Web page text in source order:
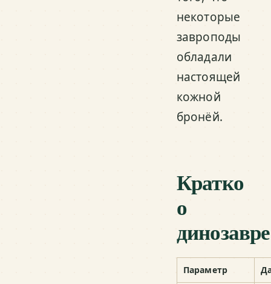
некоторые
завроподы
обладали
настоящей
кожной
бронёй.
Кратко
о
динозавре
Параметр